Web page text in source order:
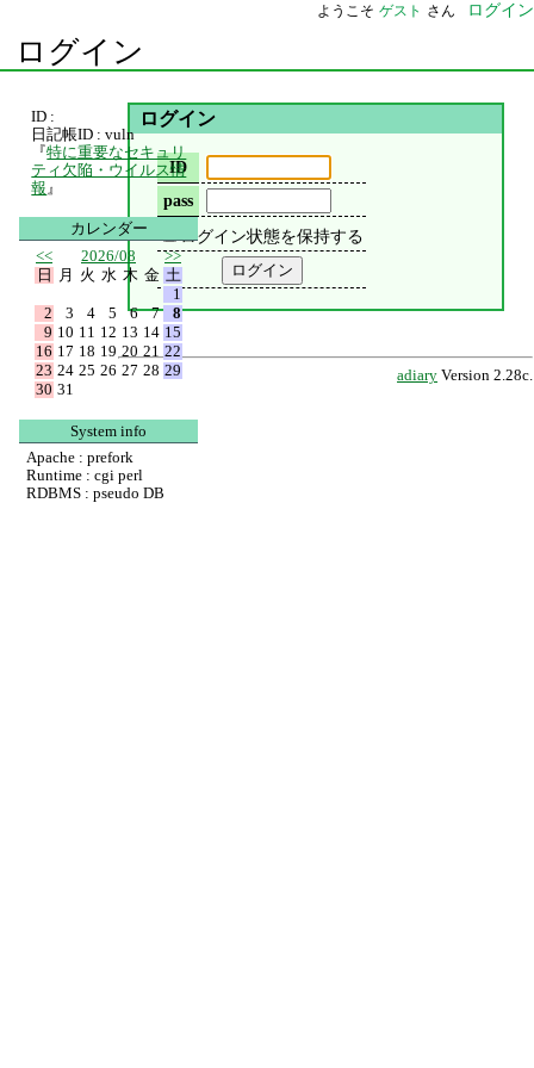
ようこそ ゲスト さん ログイン
ログイン
ログイン
ID
pass
ログイン状態を保持する
adiary Version 2.28c.
ID :
日記帳ID : vuln
『特に重要なセキュリ
ティ欠陥・ウイルス情
報 』
カレンダー
<<
2026/08
>>
日
月 火 水 木 金 土
1
2
3 4 5 6 7
8
9 10 11 12 13 14 15
16 17 18 19 20 21 22
23 24 25 26 27 28 29
30 31
System info
Apache : prefork
Runtime : cgi perl
RDBMS : pseudo DB